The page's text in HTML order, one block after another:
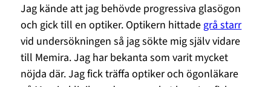
Jag kände att jag behövde progressiva glasögon
och gick till en optiker. Optikern hittade grå starr
vid undersökningen så jag sökte mig själv vidare
till Memira. Jag har bekanta som varit mycket
nöjda där. Jag fick träffa optiker och ögonläkare